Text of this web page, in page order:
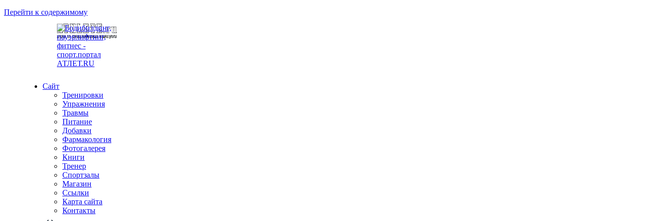
Перейти к содержимому
Сайт
Тренировки
Упражнения
Травмы
Питание
Добавки
Фармакология
Фотогалерея
Книги
Тренер
Спортзалы
Магазин
Ссылки
Карта сайта
Контакты